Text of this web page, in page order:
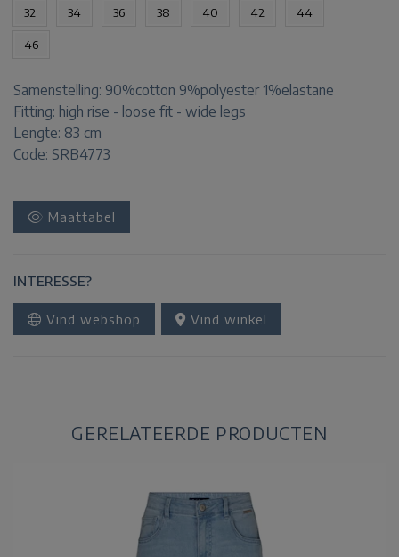
32 34 36 38 40 42 44
46
Samenstelling: 90%cotton 9%polyester 1%elastane
Fitting: high rise - loose fit - wide legs
Lengte: 83 cm
Code: SRB4773
Maattabel
INTERESSE?
Vind webshop Vind winkel
GERELATEERDE PRODUCTEN